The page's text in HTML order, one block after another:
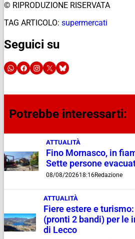
© RIPRODUZIONE RISERVATA
TAG ARTICOLO: supermercati
Seguici su
Potrebbe interessarti:
ATTUALITÀ
Fino Mornasco, in
Sette persone
08/08/202618:16Redazione
ATTUALITÀ
Fiere estere e
(pronti 2 bandi) per le
di Lecco